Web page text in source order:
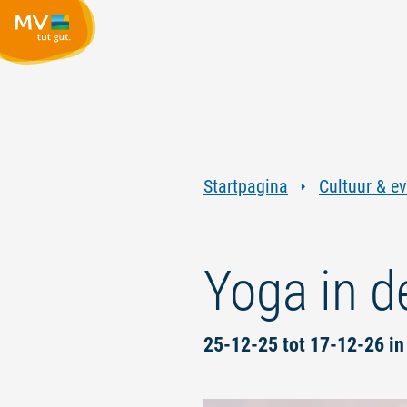
Startpagina Cultuur &
Yoga in
25-12-25 tot 17-12-26